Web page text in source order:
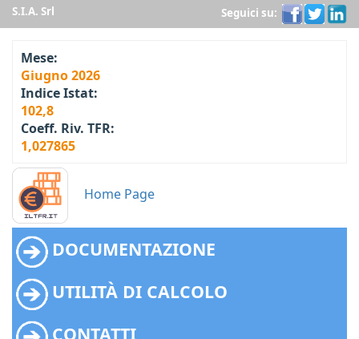
S.I.A. Srl Seguici su:
Mese:
Giugno 2026
Indice Istat:
102,8
Coeff. Riv. TFR:
1,027865
Home Page
DOCUMENTAZIONE
UTILITÀ DI CALCOLO
CONTATTI